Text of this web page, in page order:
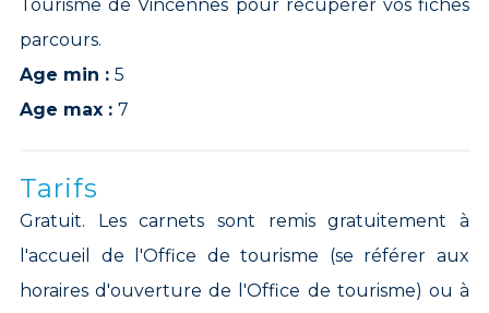
Tourisme de Vincennes pour récupérer vos fiches
parcours.
Age min : 5
Age max : 7
Tarifs
Gratuit. Les carnets sont remis gratuitement à
l'accueil de l'Office de tourisme (se référer aux
horaires d'ouverture de l'Office de tourisme) ou à